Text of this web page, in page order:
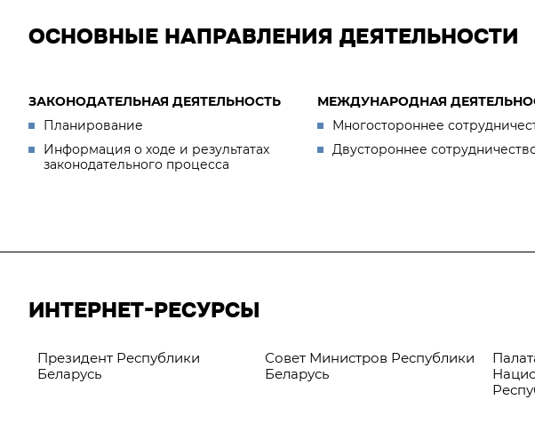
ОСНОВНЫЕ НАПРАВЛЕНИЯ ДЕЯТЕЛЬНОСТИ
ЗАКОНОДАТЕЛЬНАЯ ДЕЯТЕЛЬНОСТЬ
Планирование
Информация о ходе и результатах
законодательного процесса
МЕЖДУНАРОДНАЯ
Многостороннее
Двустороннее
ИНТЕРНЕТ-РЕСУРСЫ
Президент Республики
Беларусь
Совет Министров Республики
Беларусь